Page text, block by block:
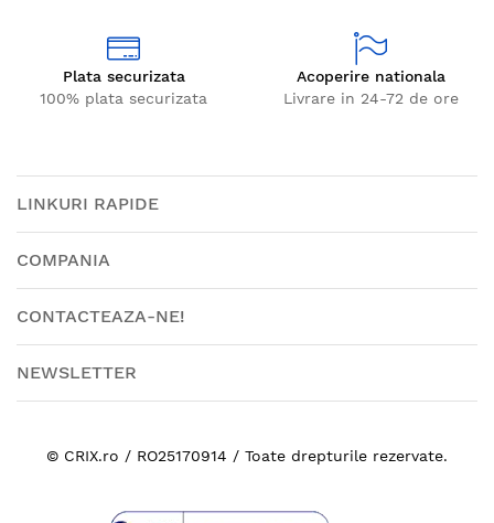
Plata securizata
100% plata securizata
Acoperire nationala
Livrare in 24-72 de ore
LINKURI RAPIDE
COMPANIA
CONTACTEAZA-NE!
NEWSLETTER
© CRIX.ro / RO25170914 / Toate drepturile rezervate.